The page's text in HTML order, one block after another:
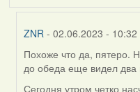
ZNR - 02.06.2023 - 10:32
In
reply
to
Похоже что да, пятеро.
до обеда еще видел два
Сегодня утром четко